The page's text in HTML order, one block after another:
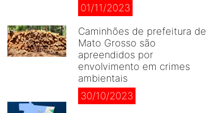
01/11/2023
Caminhões de prefeitura de
Mato Grosso são
apreendidos por
envolvimento em crimes
ambientais
30/10/2023